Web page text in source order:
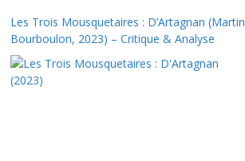
Les Trois Mousquetaires : D’Artagnan (Martin
Bourboulon, 2023) – Critique & Analyse